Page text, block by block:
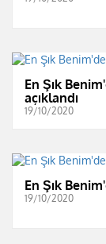
En Şık
açıklandı
19/10/2020
En Şık
19/10/2020